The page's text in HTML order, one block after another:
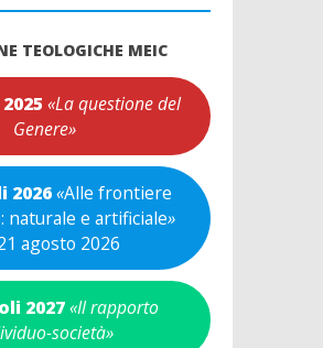
TEOLOGICHE MEIC
«La questione del
Genere»
2026«Alle frontiere
naturale e artificiale»
agosto 2026
2027 «Il rapporto
società»